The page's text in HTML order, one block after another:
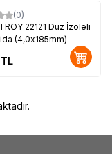
(0)
TROY 22121 Düz İzoleli
(4,0x185mm)
TL